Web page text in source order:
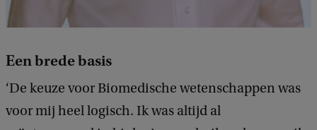
Een brede basis
‘De keuze voor Biomedische wetenschappen was
voor mij heel logisch. Ik was altijd al